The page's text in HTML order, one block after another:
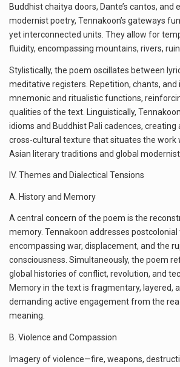
Buddhist chaitya doors, Dante’s cantos, and
modernist poetry, Tennakoon’s gateways
yet interconnected units. They allow for
fluidity, encompassing mountains, rivers,
Stylistically, the poem oscillates between
meditative registers. Repetition, chants, and
mnemonic and ritualistic functions,
qualities of the text. Linguistically,
idioms and Buddhist Pali cadences, creating
cross-cultural texture that situates the work
Asian literary traditions and global
IV. Themes and Dialectical Tensions
A. History and Memory
A central concern of the poem is the
memory. Tennakoon addresses postcolonial
encompassing war, displacement, and the
consciousness. Simultaneously, the poem
global histories of conflict, revolution, and
Memory in the text is fragmentary, layered,
demanding active engagement from the
meaning.
B. Violence and Compassion
Imagery of violence—fire, weapons,